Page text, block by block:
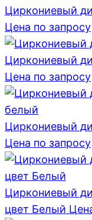
Циркониевый
Цена по запросу
Циркониевый
Цена по запросу
Циркониевый
Цена по запросу
Циркониевый
цвет Белый